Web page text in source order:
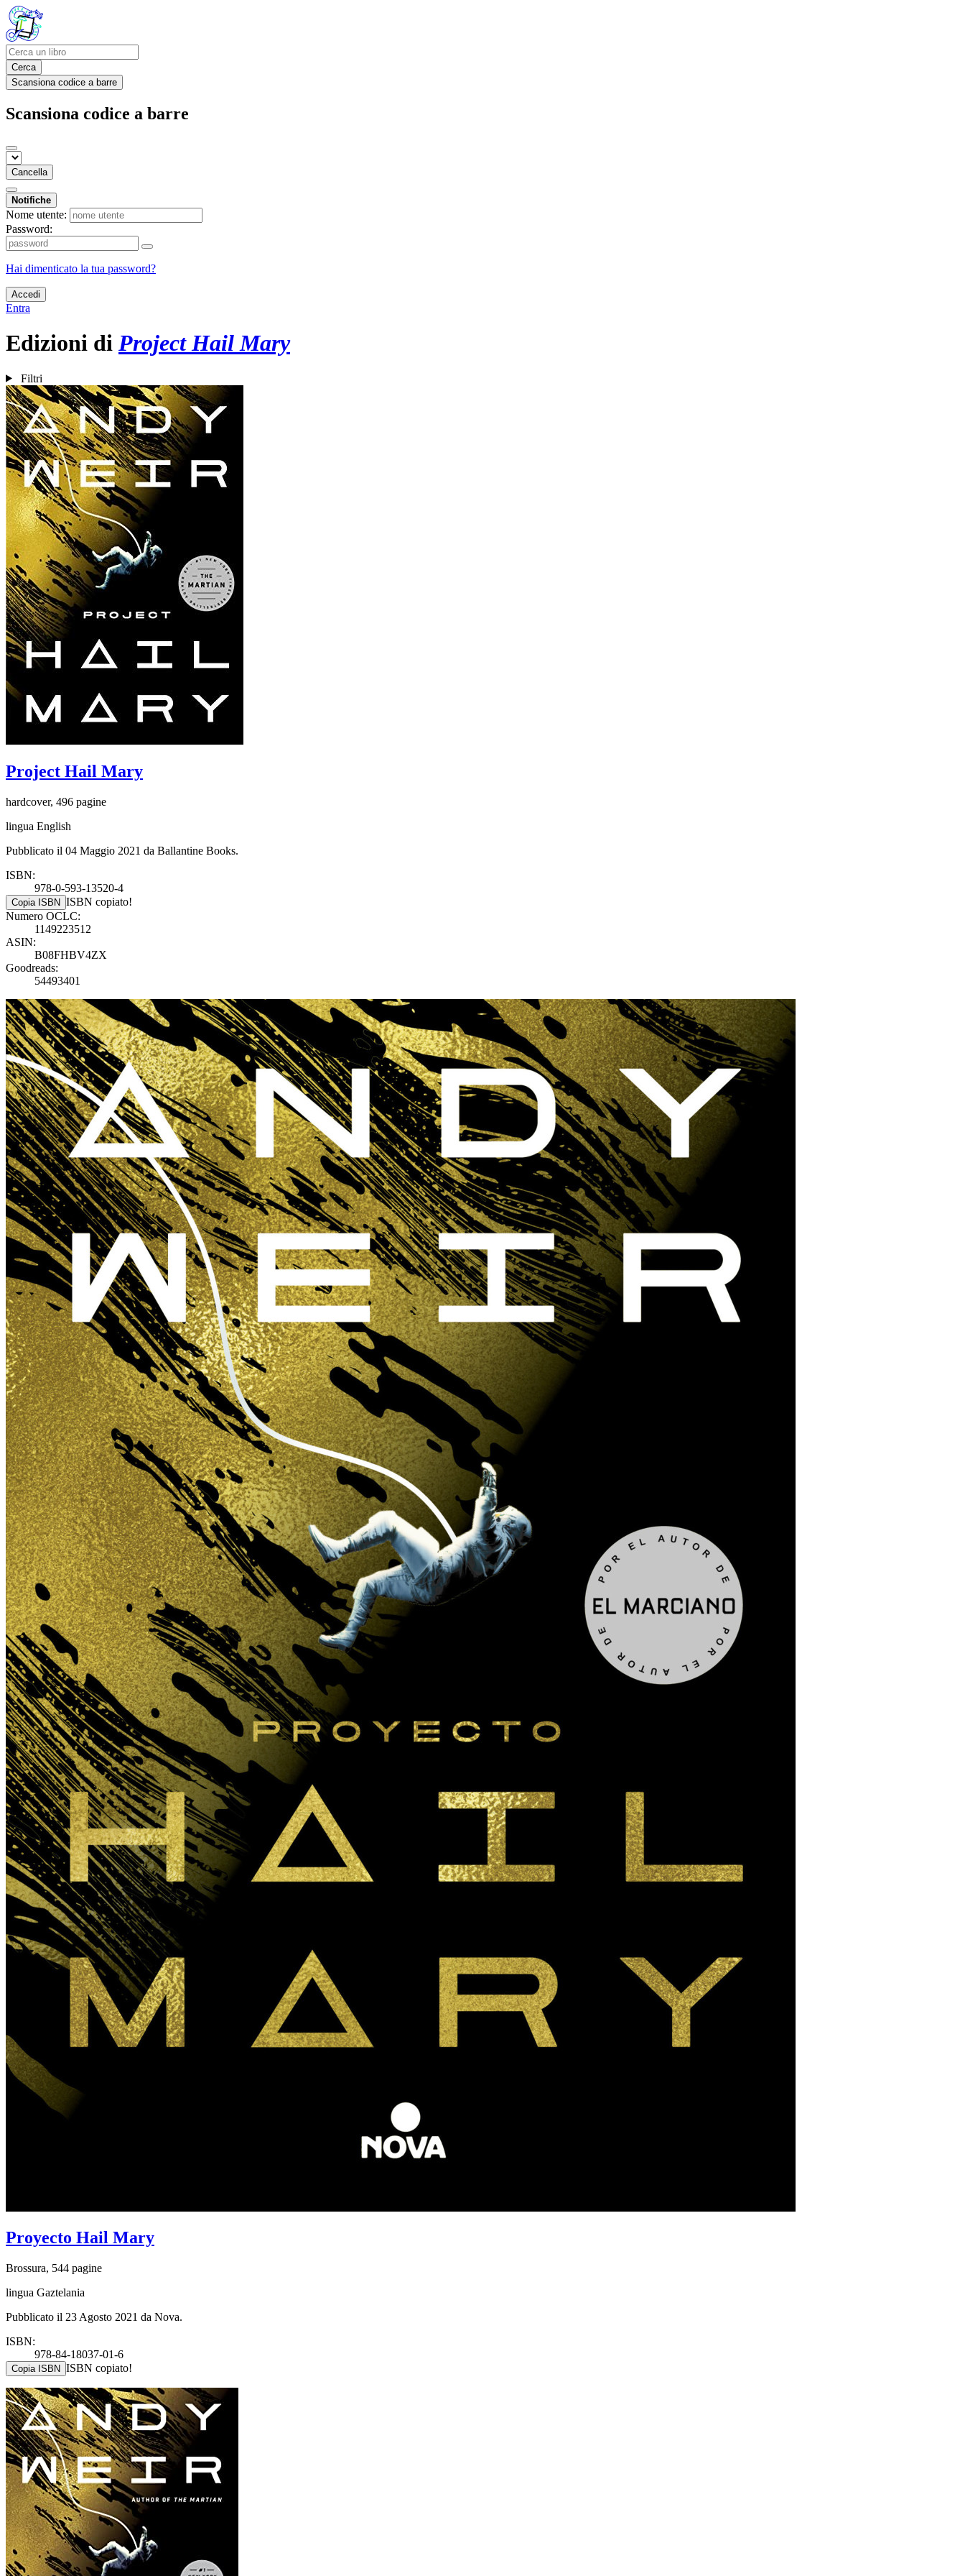
Cerca
Scansiona codice a barre
Scansiona codice a barre
Cancella
Notifiche
Nome utente:
Password:
Hai dimenticato la tua password?
Accedi
Entra
Edizioni di Project Hail Mary
Filtri
Project Hail Mary
hardcover, 496 pagine
lingua English
Pubblicato il 04 Maggio 2021 da Ballantine Books.
ISBN:
978-0-593-13520-4
Copia ISBN ISBN copiato!
Numero OCLC:
1149223512
ASIN:
B08FHBV4ZX
Goodreads:
54493401
Proyecto Hail Mary
Brossura, 544 pagine
lingua Gaztelania
Pubblicato il 23 Agosto 2021 da Nova.
ISBN:
978-84-18037-01-6
Copia ISBN ISBN copiato!